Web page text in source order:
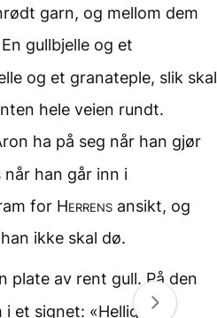
garn, og mellom dem
En gullbjelle og et
og et granateple, slik skal
hele veien rundt.
ha på seg når han gjør
han går inn i
for Herrens ansikt, og
ikke skal dø.
plate av rent gull. På den
i et signet: «Helliget